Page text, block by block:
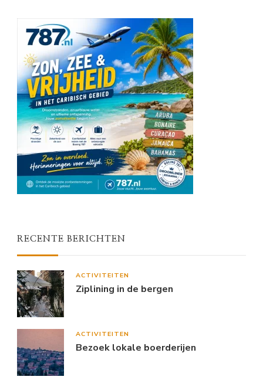
RECENTE BERICHTEN
ACTIVITEITEN
Ziplining in de bergen
ACTIVITEITEN
Bezoek lokale boerderijen